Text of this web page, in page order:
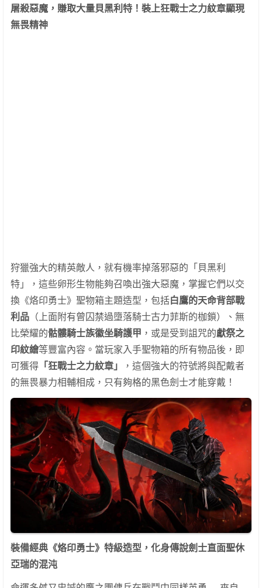
屠殺惡魔，賺取大量貝黑利特！裝上狂戰士之力紋章顯現
無畏精神
狩獵強大的精英敵人，就有機率掉落邪惡的「貝黑利
特」，這些卵形生物能夠召喚出強大惡魔，掌握它們以交
換《烙印勇士》聖物箱主題造型，包括白鷹的天命背部戰
利品 （上面附有曾囚禁過墮落騎士古力菲斯的枷鎖）、無
比榮耀的骷髏騎士族徽坐騎護甲 ，或是受到詛咒的獻祭之
印紋繪等豐富內容。當玩家入手聖物箱的所有物品後，即
可獲得 「狂戰士之力紋章」
，這個強大的符號將與配戴者
的無畏暴力相輔相成，只有夠格的黑色劍士才能穿戴！
裝備經典《烙印勇士》特級造型，化身傳說劍士直面聖休
亞瑞的混沌